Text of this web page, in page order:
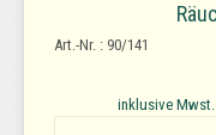
Art.-Nr. : 90/141
inklusive